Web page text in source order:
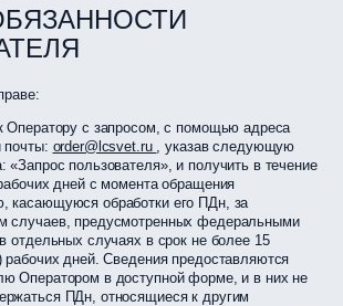
Оператору с запросом, с помощью адреса
почты: order@lcsvet.ru , указав следующую
«Запрос пользователя», и получить в течение
дней с момента обращения
касающуюся обработки его ПДн, за
случаев, предусмотренных федеральными
отдельных случаях в срок не более 15
рабочих дней. Сведения предоставляются
Оператором в доступной форме, и в них не
ПДн, относящиеся к другим